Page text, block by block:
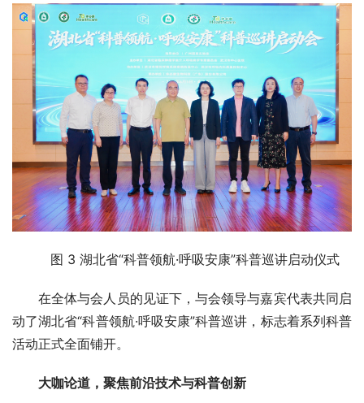
图 3 湖北省“科普领航·呼吸安康”科普巡讲启动仪式
在全体与会人员的见证下，与会领导与嘉宾代表共同启
动了湖北省“科普领航·呼吸安康”科普巡讲，标志着系列科普
活动正式全面铺开。
大咖论道，聚焦前沿技术与科普创新